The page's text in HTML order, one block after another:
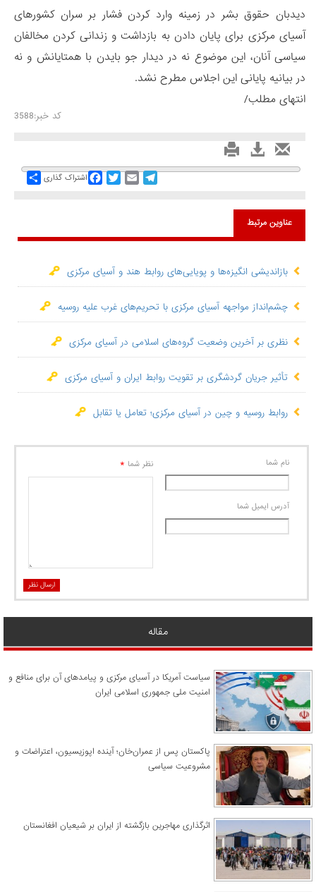
دیدبان حقوق بشر در زمینه وارد کردن فشار بر سران کشورهای
آسیای مرکزی برای پایان دادن به بازداشت و زندانی کردن مخالفان
سیاسی آنان، این موضوع نه در دیدار جو بایدن با همتایانش و نه
در بیانیه پایانی این اجلاس مطرح نشد.
انتهای مطلب/
کد خبر:3588
Share اشتراک گذاری
FacebookTwitterEmail
Telegram
عناوین مرتبط
بازاندیشی انگیزه‌ها و پویایی‌های روابط هند و آسیای مرکزی
چشم‌انداز مواجهه آسیای مرکزی با تحریم‌های غرب علیه روسیه
نظری بر آخرین وضعیت گروه‌های اسلامی در آسیای مرکزی
تأثیر جریان گردشگری بر تقویت روابط ایران و آسیای مرکزی
روابط روسیه و چین در آسیای مرکزی؛ تعامل یا تقابل
نام شما
آدرس ايميل شما
نظر شما *
ارسال نظر
مقاله
سیاست آمریکا در آسیای مرکزی و پیامدهای آن برای منافع و
امنیت ملی جمهوری اسلامی ایران
پاکستان پس از عمران‌خان؛ آینده اپوزیسیون، اعتراضات و
مشروعیت سیاسی
اثرگذاری مهاجرین بازگشته از ایران بر شیعیان افغانستان